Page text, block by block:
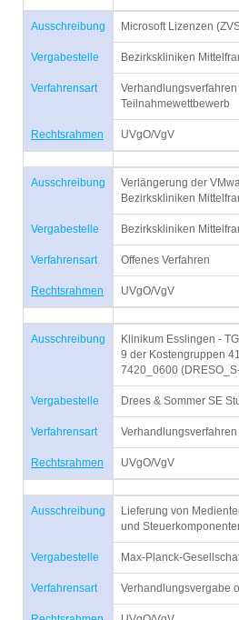
Ausschreibung Microsoft Lizenzen
Vergabestelle Bezirkskliniken
Verfahrensart
Verhandlungsverfahren
Teilnahmewettbewerb
Rechtsrahmen UVgO/VgV
Ausschreibung
Verlängerung der
Bezirkskliniken
Vergabestelle Bezirkskliniken
Verfahrensart Offenes Verfahren
Rechtsrahmen UVgO/VgV
Ausschreibung
Klinikum Esslingen -
9 der Kostengruppen
7420_0600
Vergabestelle Drees & Sommer SE
Verfahrensart
Rechtsrahmen UVgO/VgV
Ausschreibung
Lieferung von
und
Vergabestelle Max-Planck-
Verfahrensart Verhandlungsvergabe